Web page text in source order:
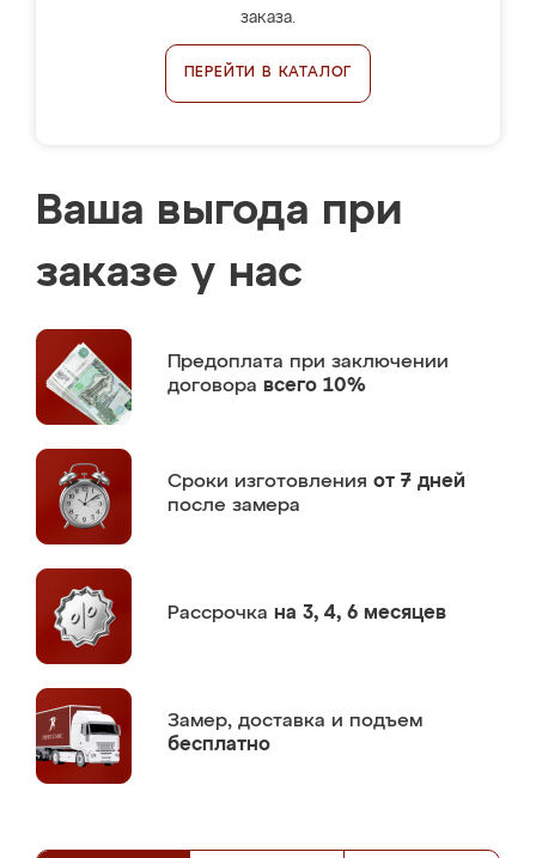
заказа.
ПЕРЕЙТИ В КАТАЛОГ
Ваша выгода при
заказе у нас
Предоплата при заключении
договора всего 10%
Сроки изготовления от 7 дней
после замера
Рассрочка на 3, 4, 6 месяцев
Замер, доставка и подъем
бесплатно